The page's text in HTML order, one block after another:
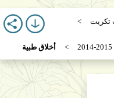
تكريت
2014-2015 أخلاق طبية